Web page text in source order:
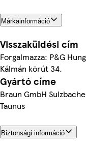
Márkainformáció
Visszaküldési cím
Forgalmazza: P&G
Kálmán körút 34.
Gyártó címe
Braun GmbH
Taunus
Biztonsági információ